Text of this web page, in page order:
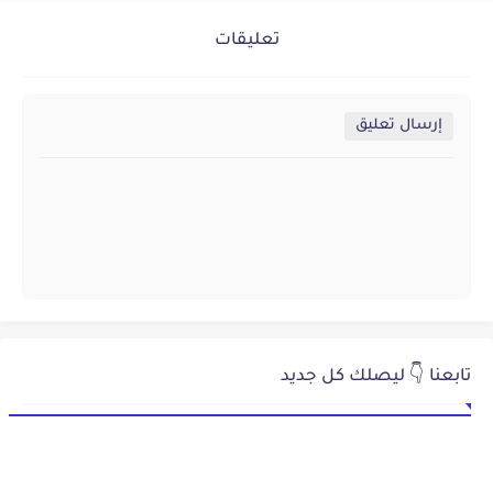
تعليقات
إرسال تعليق
تابعنا 👇 ليصلك كل جديد